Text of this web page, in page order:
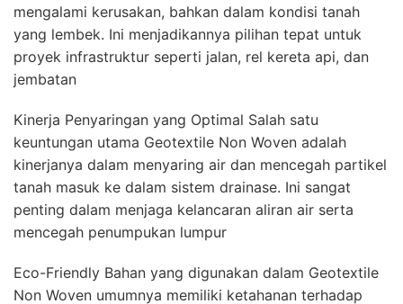
mengalami kerusakan, bahkan dalam kondisi tanah
yang lembek. Ini menjadikannya pilihan tepat untuk
proyek infrastruktur seperti jalan, rel kereta api, dan
jembatan
Kinerja Penyaringan yang Optimal Salah satu
keuntungan utama Geotextile Non Woven adalah
kinerjanya dalam menyaring air dan mencegah partikel
tanah masuk ke dalam sistem drainase. Ini sangat
penting dalam menjaga kelancaran aliran air serta
mencegah penumpukan lumpur
Eco-Friendly Bahan yang digunakan dalam Geotextile
Non Woven umumnya memiliki ketahanan terhadap